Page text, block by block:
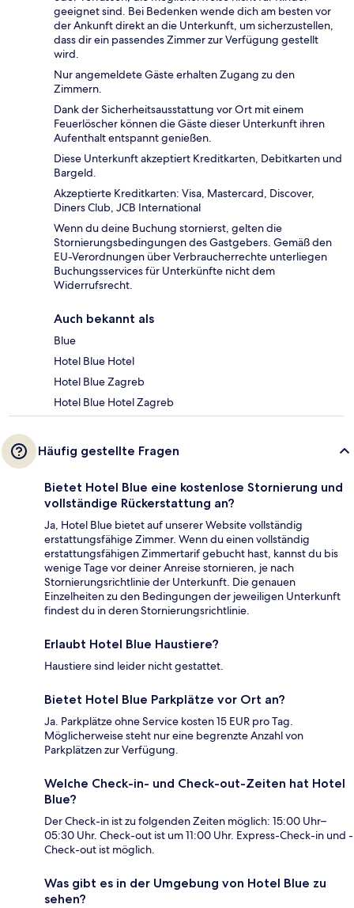
geeignet sind. Bei Bedenken wende dich am besten vor
der Ankunft direkt an die Unterkunft, um sicherzustellen,
dass dir ein passendes Zimmer zur Verfügung gestellt
wird.
Nur angemeldete Gäste erhalten Zugang zu den
Zimmern.
Dank der Sicherheitsausstattung vor Ort mit einem
Feuerlöscher können die Gäste dieser Unterkunft ihren
Aufenthalt entspannt genießen.
Diese Unterkunft akzeptiert Kreditkarten, Debitkarten und
Bargeld.
Akzeptierte Kreditkarten: Visa, Mastercard, Discover,
Diners Club, JCB International
Wenn du deine Buchung stornierst, gelten die
Stornierungsbedingungen des Gastgebers. Gemäß den
EU-Verordnungen über Verbraucherrechte unterliegen
Buchungsservices für Unterkünfte nicht dem
Widerrufsrecht.
Auch bekannt als
Blue
Hotel Blue Hotel
Hotel Blue Zagreb
Hotel Blue Hotel Zagreb
Häufig gestellte Fragen
Bietet Hotel Blue eine kostenlose Stornierung und
vollständige Rückerstattung an?
Ja, Hotel Blue bietet auf unserer Website vollständig
erstattungsfähige Zimmer. Wenn du einen vollständig
erstattungsfähigen Zimmertarif gebucht hast, kannst du bis
wenige Tage vor deiner Anreise stornieren, je nach
Stornierungsrichtlinie der Unterkunft. Die genauen
Einzelheiten zu den Bedingungen der jeweiligen Unterkunft
findest du in deren Stornierungsrichtlinie.
Erlaubt Hotel Blue Haustiere?
Haustiere sind leider nicht gestattet.
Bietet Hotel Blue Parkplätze vor Ort an?
Ja. Parkplätze ohne Service kosten 15 EUR pro Tag.
Möglicherweise steht nur eine begrenzte Anzahl von
Parkplätzen zur Verfügung.
Welche Check-in- und Check-out-Zeiten hat Hotel
Blue?
Der Check-in ist zu folgenden Zeiten möglich: 15:00 Uhr–
05:30 Uhr. Check-out ist um 11:00 Uhr. Express-Check-in und -
Check-out ist möglich.
Was gibt es in der Umgebung von Hotel Blue zu
sehen?